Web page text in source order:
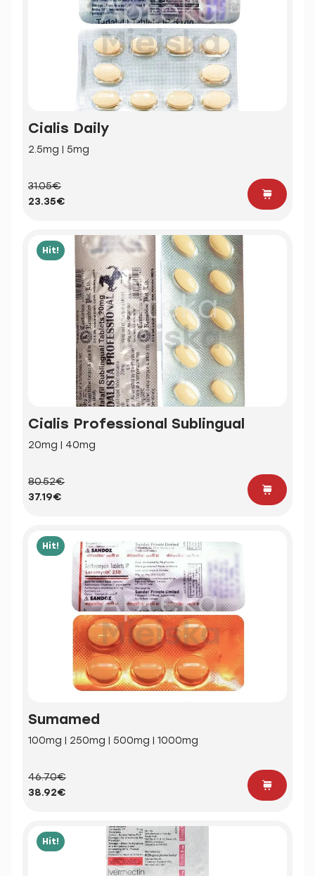
Cialis Daily
2.5mg | 5mg
31.05€
23.35€
Hit!
Cialis Professional Sublingual
20mg | 40mg
80.52€
37.19€
Hit!
Sumamed
100mg | 250mg | 500mg | 1000mg
46.70€
38.92€
Hit!